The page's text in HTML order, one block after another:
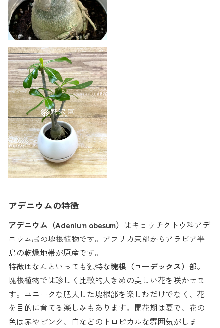
アデニウムの特徴
アデニウム（Adenium obesum） はキョウチクトウ科アデ
ニウム属の塊根植物です。アフリカ東部からアラビア半
島の乾燥地帯が原産です。
特徴はなんといっても独特な塊根（コーデックス） 部。
塊根植物では珍しく比較的大きめの美しい花を咲かせま
す。ユニークな肥大した塊根部を楽しむだけでなく、花
を目的に育てる楽しみもあります。開花期は夏で、花の
色は赤やピンク、白などのトロピカルな雰囲気がしま